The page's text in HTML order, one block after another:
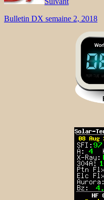
Bulletin DX semaine 2, 2018